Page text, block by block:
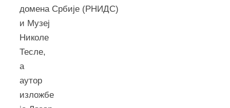
домена Србије (РНИДС)
и Музеј
Николе
Тесле,
а
аутор
изложбе